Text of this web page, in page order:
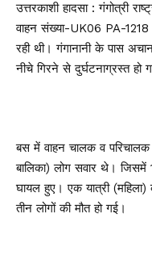
उत्तरकाशी हादसा : गंगोत्री
वाहन संख्या-UK06 PA-1218
रही थी। गंगानानी के पास
नीचे गिरने से दुर्घटनाग्रस्त हो
बस में वाहन चालक व
बालिका) लोग सवार थे। जिसमें
घायल हुए। एक यात्री
तीन लोगों की मौत हो गई।